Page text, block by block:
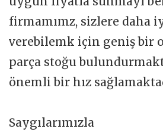
firmamımz, sizlere daha
verebilemk için geniş bir
parça stoğu
önemli bir hız
Saygılarımızla